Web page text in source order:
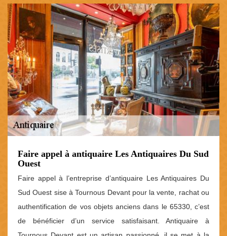
Faire appel à antiquaire Les Antiquaires Du Sud
Ouest
Faire appel à l’entreprise d’antiquaire Les Antiquaires Du
Sud Ouest sise à Tournous Devant pour la vente, rachat ou
authentification de vos objets anciens dans le 65330, c’est
de bénéficier d’un service satisfaisant. Antiquaire à